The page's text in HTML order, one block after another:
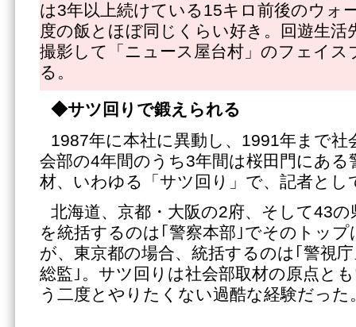
は3年以上続けている15キロ前後のウォ
度の飯とほぼ同じくらい好き。回遊生活
撮影して「ニュース屋台村」のフェイス
る。
◆サツ回りで鍛えられる
1987年に本社に異動し、1991年まで社
会部の4年間のうち3年間は桜田門にある
材、いわゆる「サツ回り」で、記者とし
北海道、京都・大阪の2府、そして43
を統括するのは｢警察本部｣でそのトップ
が、東京都の場合、統括するのは｢警視
総監｣。サツ回りは社会部取材の原点と
う二度とやりたくない過酷な経験だった